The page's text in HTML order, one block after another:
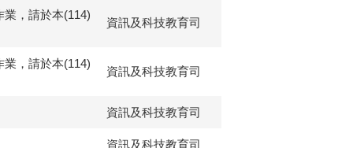
，請於本(114)
資訊及科技教育司
，請於本(114)
資訊及科技教育司
資訊及科技教育司
資訊及科技教育司